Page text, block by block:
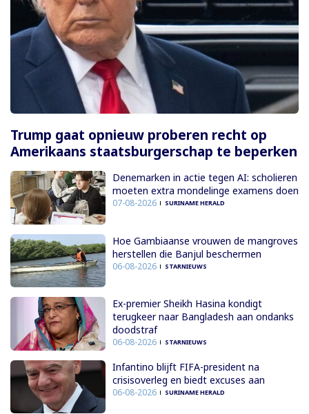
Trump gaat opnieuw proberen recht op
Amerikaans staatsburgerschap te beperken
Denemarken in actie tegen AI: scholieren
moeten extra mondelinge examens doen
07-08-2026 SURINAME HERALD
Hoe Gambiaanse vrouwen de mangroves
herstellen die Banjul beschermen
06-08-2026 STARNIEUWS
Ex-premier Sheikh Hasina kondigt
terugkeer naar Bangladesh aan ondanks
doodstraf
06-08-2026 STARNIEUWS
Infantino blijft FIFA-president na
crisisoverleg en biedt excuses aan
06-08-2026 SURINAME HERALD